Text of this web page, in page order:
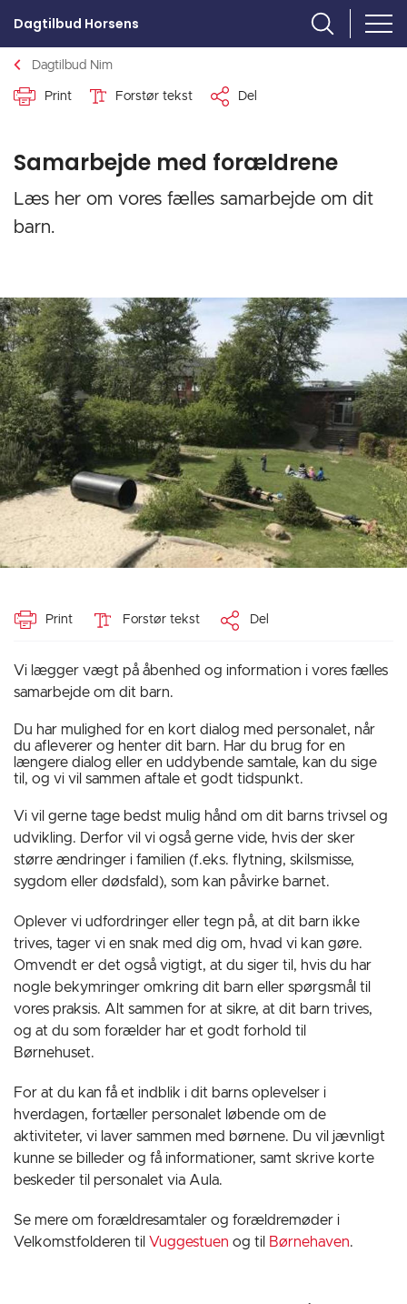
Dagtilbud Horsens
Dagtilbud Nim
Print Forstør tekst Del
Samarbejde med forældrene
Læs her om vores fælles samarbejde om dit
barn.
Print Forstør tekst Del
Vi lægger vægt på åbenhed og information i vores fælles
samarbejde om dit barn.
Du har mulighed for en kort dialog med personalet, når
du afleverer og henter dit barn. Har du brug for en
længere dialog eller en uddybende samtale, kan du sige
til, og vi vil sammen aftale et godt tidspunkt.
Vi vil gerne tage bedst mulig hånd om dit barns trivsel og
udvikling. Derfor vil vi også gerne vide, hvis der sker
større ændringer i familien (f.eks. flytning, skilsmisse,
sygdom eller dødsfald), som kan påvirke barnet.
Oplever vi udfordringer eller tegn på, at dit barn ikke
trives, tager vi en snak med dig om, hvad vi kan gøre.
Omvendt er det også vigtigt, at du siger til, hvis du har
nogle bekymringer omkring dit barn eller spørgsmål til
vores praksis. Alt sammen for at sikre, at dit barn trives,
og at du som forælder har et godt forhold til
Børnehuset.
For at du kan få et indblik i dit barns oplevelser i
hverdagen, fortæller personalet løbende om de
aktiviteter, vi laver sammen med børnene. Du vil jævnligt
kunne se billeder og få informationer, samt skrive korte
beskeder til personalet via Aula.
Se mere om forældresamtaler og forældremøder i
Velkomstfolderen til Vuggestuen og til Børnehaven.